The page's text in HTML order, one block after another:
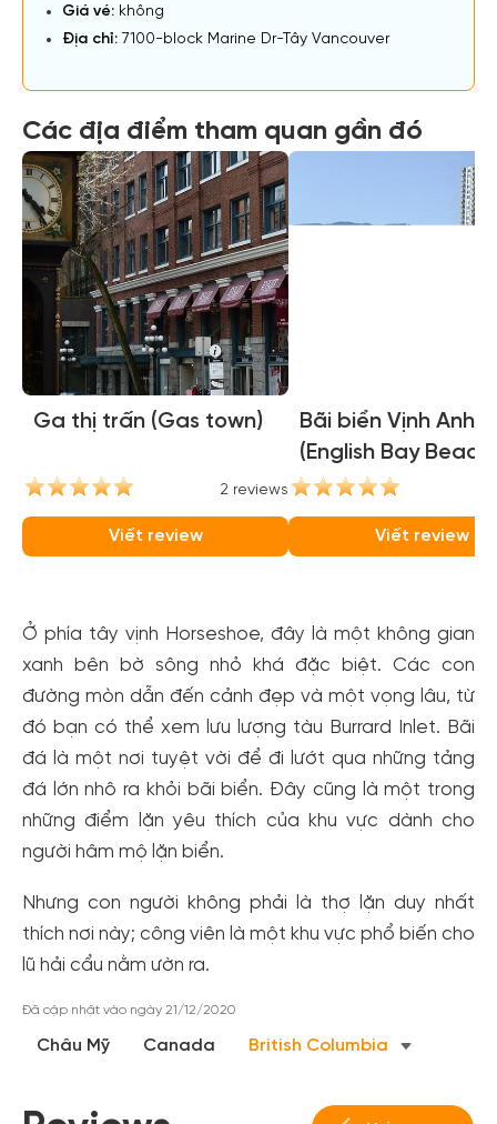
Giá vé: không
Địa chỉ: 7100-block Marine Dr-Tây Vancouver
Các địa điểm tham quan gần đó
Ga thị trấn (Gas town)
2 reviews
Viết review
Bãi biển Vịnh Anh
(English Bay Beach)
Viết review
Ở phía tây vịnh Horseshoe, đây là một không gian
xanh bên bờ sông nhỏ khá đặc biệt. Các con
đường mòn dẫn đến cảnh đẹp và một vọng lâu, từ
đó bạn có thể xem lưu lượng tàu Burrard Inlet. Bãi
đá là một nơi tuyệt vời để đi lướt qua những tảng
đá lớn nhô ra khỏi bãi biển. Đây cũng là một trong
những điểm lặn yêu thích của khu vực dành cho
người hâm mộ lặn biển.
Nhưng con người không phải là thợ lặn duy nhất
thích nơi này; công viên là một khu vực phổ biến cho
lũ hải cẩu nằm ườn ra.
Đã cập nhật vào ngày 21/12/2020
Châu Mỹ Canada British Columbia
Tạo tài khoản nhanh - nhận nhiều ưu
đãi!
dành cho thành viên đến từ các đối tác của Gody.vn dành
Hoặc đăng nhập bằng